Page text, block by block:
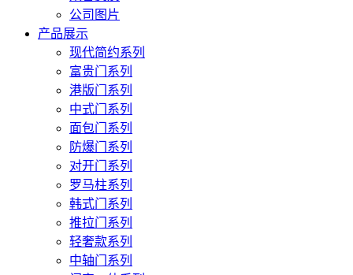
公司图片
产品展示
现代简约系列
富贵门系列
港版门系列
中式门系列
面包门系列
防爆门系列
对开门系列
罗马柱系列
韩式门系列
推拉门系列
轻奢款系列
中轴门系列